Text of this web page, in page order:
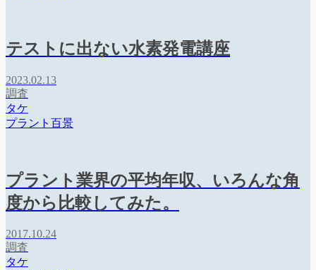
テストに出ない水素発電講座
2023.02.13
調査
タケ
プラント百景
プラント業界の平均年収、いろんな角
度から比較してみた。
2017.10.24
調査
タケ